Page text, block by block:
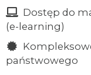
Dostęp do
(e-learning)
państwowego